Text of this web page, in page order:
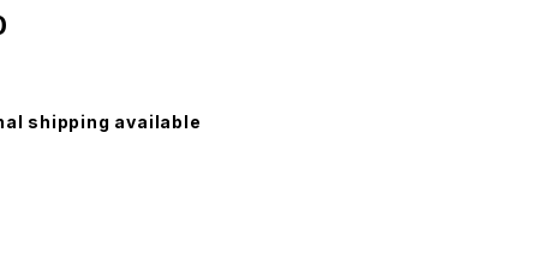
shipping available